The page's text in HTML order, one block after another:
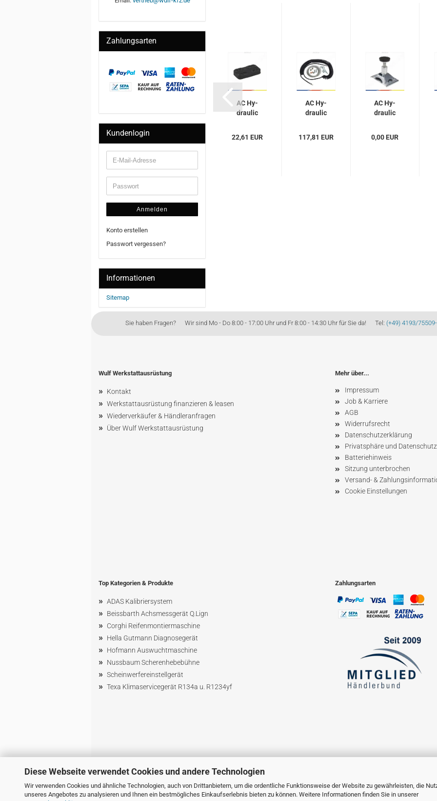
Diese Webseite verwendet Cookies und andere Technologien
Wir verwenden Cookies und ähnliche Technologien, auch von Drittanbietern, um die ordentliche Funktionsweise der Website zu gewährleisten, die
unseres Angebotes zu analysieren und Ihnen ein bestmögliches Einkaufserlebnis bieten zu können. Weitere Informationen finden Sie in unserer
drau­lic
Ver­län­
ge­rung
FSD1
22,61 EUR
drau­lic
Ver­län­
FSD7
AC Hy­
drau­lic
la­ge
22,61 EUR
AC Hy­
drau­lic
füh­rung
117,81 EUR
AC Hy­
drau­lic
mit
0,00 EUR
Zahlungsarten
Kundenlogin
Anmelden
Konto erstellen
Passwort vergessen?
Informationen
Sitemap
Sie haben Fragen? Wir sind Mo - Do 8:00 - 17:00 Uhr und Fr 8:00 - 14:30 Uhr für Sie da! Tel: (+49) 4193/
Wulf Werkstattausrüstung
» Kontakt
» Werkstattausrüstung finanzieren & leasen
» Wiederverkäufer & Händleranfragen
» Über Wulf Werkstattausrüstung
Mehr über...
Impressum
Job & Karriere
AGB
Widerrufsrecht
Datenschutzerklärung
Privatsphäre und Datenschutz
Batteriehinweis
Sitzung unterbrochen
Versand- &
Cookie Einstellungen
Top Kategorien & Produkte
» ADAS Kalibriersystem
» Beissbarth Achsmessgerät Q.Lign
» Corghi Reifenmontiermaschine
» Hella Gutmann Diagnosegerät
» Hofmann Auswuchtmaschine
» NussbaumScherenhebebühne
» Scheinwerfereinstellgerät
» Texa Klimaservicegerät R134a u. R1234yf
Zahlungsarten
Webshop erstellen mit Gambio.de © 2023